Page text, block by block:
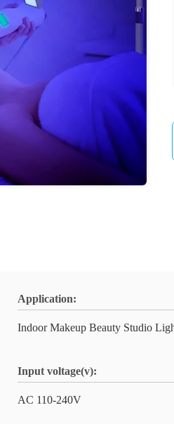
Application:
Indoor Makeup Beauty Studio
Input voltage(v):
AC 110-240V